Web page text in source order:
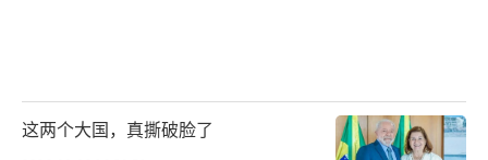
这两个大国，真撕破脸了